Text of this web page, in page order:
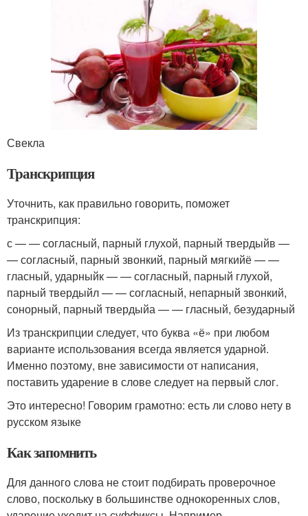
Свекла
Транскрипция
Уточнить, как правильно говорить, поможет
транскрипция:
с — — согласный, парный глухой, парный твердыйв —
— согласный, парный звонкий, парный мягкийё — —
гласный, ударныйк — — согласный, парный глухой,
парный твердыйл — — согласный, непарный звонкий,
сонорный, парный твердыйа — — гласный, безударный
Из транскрипции следует, что буква «ё» при любом
варианте использования всегда является ударной.
Именно поэтому, вне зависимости от написания,
поставить ударение в слове следует на первый слог.
Это интересно! Говорим грамотно: есть ли слово нету в
русском языке
Как запомнить
Для данного слова не стоит подбирать проверочное
слово, поскольку в большинстве однокоренных слов,